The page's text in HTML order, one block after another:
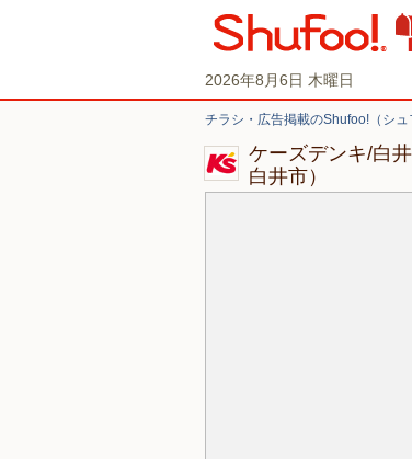
2026年8月6日 木曜日
チラシ・広告掲載のShufoo!（シュ
ケーズデンキ/白
白井市）